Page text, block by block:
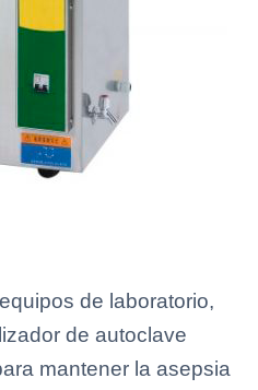
de laboratorio,
de autoclave
mantener la asepsia